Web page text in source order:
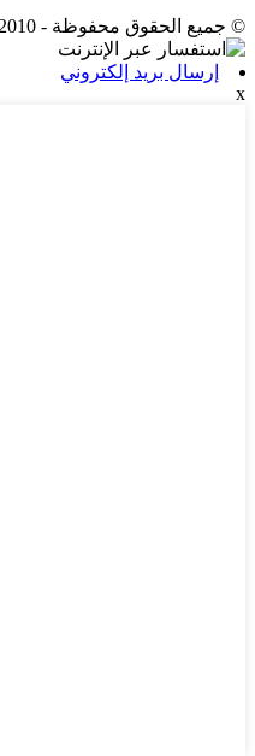
© جميع الحقوق محفوظة - 2010-2023.
إرسال بريد إلكتروني
x